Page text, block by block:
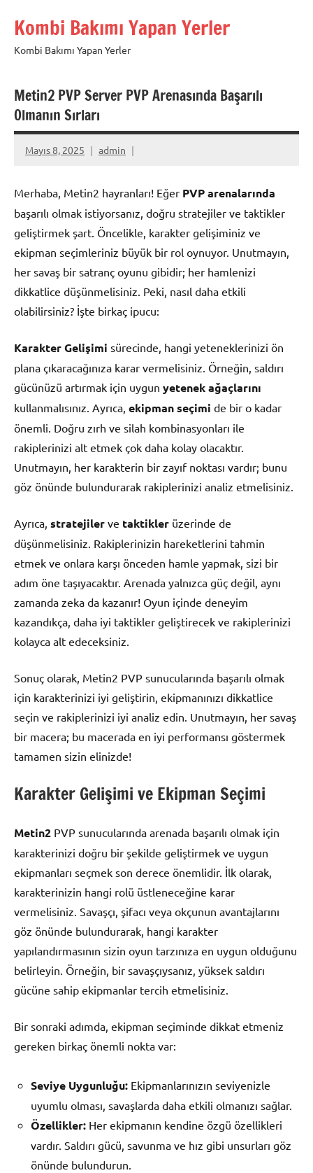
Kombi Bakımı Yapan Yerler
Kombi Bakımı Yapan Yerler
Metin2 PVP Server PVP Arenasında Başarılı
Olmanın Sırları
Mayıs 8, 2025 admin
Merhaba, Metin2 hayranları! Eğer PVP arenalarında
başarılı olmak istiyorsanız, doğru stratejiler ve taktikler
geliştirmek şart. Öncelikle, karakter gelişiminiz ve
ekipman seçimleriniz büyük bir rol oynuyor. Unutmayın,
her savaş bir satranç oyunu gibidir; her hamlenizi
dikkatlice düşünmelisiniz. Peki, nasıl daha etkili
olabilirsiniz? İşte birkaç ipucu:
Karakter Gelişimi sürecinde, hangi yeteneklerinizi ön
plana çıkaracağınıza karar vermelisiniz. Örneğin, saldırı
gücünüzü artırmak için uygun yetenek ağaçlarını
kullanmalısınız. Ayrıca, ekipman seçimi de bir o kadar
önemli. Doğru zırh ve silah kombinasyonları ile
rakiplerinizi alt etmek çok daha kolay olacaktır.
Unutmayın, her karakterin bir zayıf noktası vardır; bunu
göz önünde bulundurarak rakiplerinizi analiz etmelisiniz.
Ayrıca, stratejiler ve taktikler üzerinde de
düşünmelisiniz. Rakiplerinizin hareketlerini tahmin
etmek ve onlara karşı önceden hamle yapmak, sizi bir
adım öne taşıyacaktır. Arenada yalnızca güç değil, aynı
zamanda zeka da kazanır! Oyun içinde deneyim
kazandıkça, daha iyi taktikler geliştirecek ve rakiplerinizi
kolayca alt edeceksiniz.
Sonuç olarak, Metin2 PVP sunucularında başarılı olmak
için karakterinizi iyi geliştirin, ekipmanınızı dikkatlice
seçin ve rakiplerinizi iyi analiz edin. Unutmayın, her savaş
bir macera; bu macerada en iyi performansı göstermek
tamamen sizin elinizde!
Karakter Gelişimi ve Ekipman Seçimi
Metin2 PVP sunucularında arenada başarılı olmak için
karakterinizi doğru bir şekilde geliştirmek ve uygun
ekipmanları seçmek son derece önemlidir. İlk olarak,
karakterinizin hangi rolü üstleneceğine karar
vermelisiniz. Savaşçı, şifacı veya okçunun avantajlarını
göz önünde bulundurarak, hangi karakter
yapılandırmasının sizin oyun tarzınıza en uygun olduğunu
belirleyin. Örneğin, bir savaşçıysanız, yüksek saldırı
gücüne sahip ekipmanlar tercih etmelisiniz.
Bir sonraki adımda, ekipman seçiminde dikkat etmeniz
gereken birkaç önemli nokta var:
Seviye Uygunluğu: Ekipmanlarınızın seviyenizle
uyumlu olması, savaşlarda daha etkili olmanızı sağlar.
Özellikler: Her ekipmanın kendine özgü özellikleri
vardır. Saldırı gücü, savunma ve hız gibi unsurları göz
önünde bulundurun.